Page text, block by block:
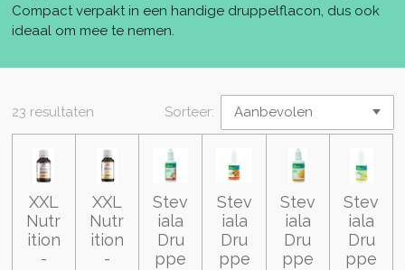
Compact verpakt in een handige druppelflacon, dus ook
ideaal om mee te nemen.
23 resultaten Sorteer:
XXL
Nutr
ition
-
XXL
Nutr
ition
-
Stev
iala
Dru
ppe
Stev
iala
Dru
ppe
Stev
iala
Dru
ppe
Stev
iala
Dru
ppe